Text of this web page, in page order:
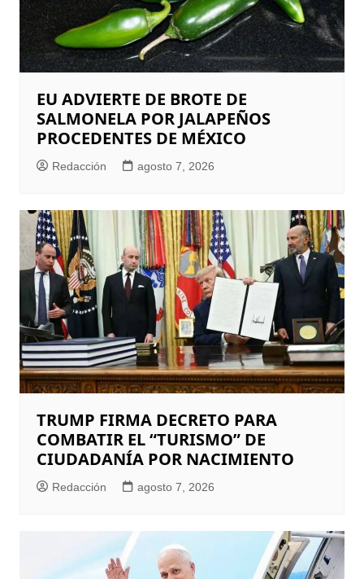
EU ADVIERTE DE BROTE DE
SALMONELA POR JALAPEÑOS
PROCEDENTES DE MÉXICO
Redacción agosto 7, 2026
TRUMP FIRMA DECRETO PARA
COMBATIR EL “TURISMO” DE
CIUDADANÍA POR NACIMIENTO
Redacción agosto 7, 2026